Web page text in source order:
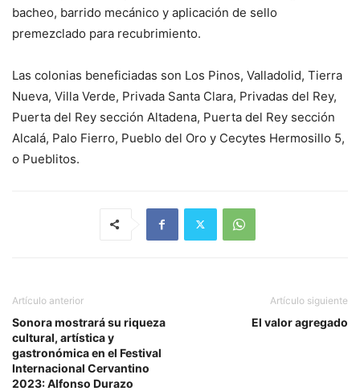
bacheo, barrido mecánico y aplicación de sello
premezclado para recubrimiento.
Las colonias beneficiadas son Los Pinos, Valladolid, Tierra
Nueva, Villa Verde, Privada Santa Clara, Privadas del Rey,
Puerta del Rey sección Altadena, Puerta del Rey sección
Alcalá, Palo Fierro, Pueblo del Oro y Cecytes Hermosillo 5,
o Pueblitos.
Artículo anterior
Sonora mostrará su riqueza
cultural, artística y
gastronómica en el Festival
Internacional Cervantino
2023: Alfonso Durazo
Artículo siguiente
El valor agregado